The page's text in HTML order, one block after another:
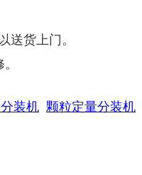
送货上门。
装机 颗粒定量分装机